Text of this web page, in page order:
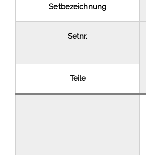
Setbezeichnung
Setnr.
Teile